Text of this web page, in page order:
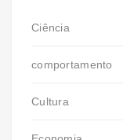
Ciência
comportamento
Cultura